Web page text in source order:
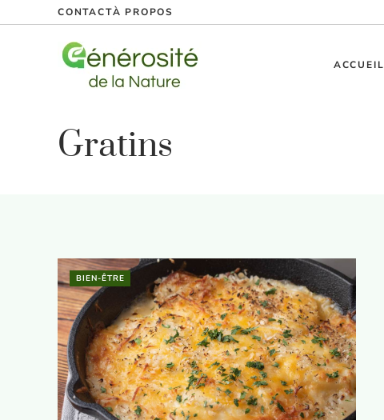
au
CONTACTÀ PROPOS
ACCUEIL
Gratins
BIEN-ÊTRE